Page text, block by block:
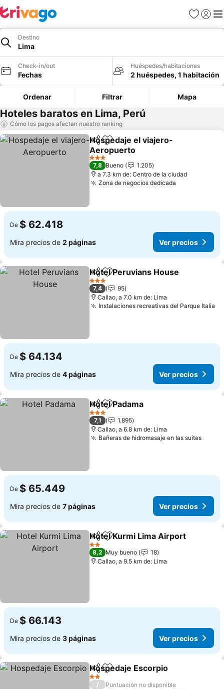
Favoritos
Iniciar
Destino
Lima
Check-in/out
Fechas
Huéspedes/habitaciones
2 huéspedes, 1 habitación
Ordenar Filtrar Mapa
Hoteles baratos en Lima, Perú
Cómo los pagos afectan nuestro ranking
CompartirAgregar a favoritos
Hospedaje el viajero-
Aeropuerto
Ver precios
3 Estrellas
7,8 Bueno
1.205
a 7.3 km de: Centro de la ciudad
Zona de negocios dedicada
De $ 62.418
Mira precios de 2 páginas Ver precios
CompartirAgregar a favoritos
Hotel Peruvians House
3 Estrellas
7,4
95
Callao, a 7.0 km de: Lima
Instalaciones recreativas del Parque Italia
De $ 64.134
Mira precios de 4 páginas Ver precios
CompartirAgregar a favoritos
Hotel Padama
3 Estrellas
7,1
1.895
Callao, a 6.8 km de: Lima
Bañeras de hidromasaje en las suitesVer
De $ 65.449
Mira precios de 7 páginas Ver precios
CompartirAgregar a favoritos
Hotel Kurmi Lima Airport
2 Estrellas
8,2 Muy bueno
18
Callao, a 9.5 km de: Lima
De $ 66.143
Mira precios de 3 páginas Ver precios
CompartirAgregar a favoritos
Hospedaje Escorpio
2 Estrellas
/
Puntuación no disponible